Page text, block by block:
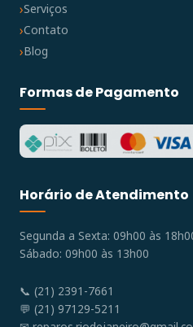
Serviços
Contato
Blog
Formas de Pagamento
Horário de Atendimento
Segunda a Sexta: 09h00 às
Sábado: 09h00 às 13h00
📞 (21) 2391-7661
💬 (21) 97129-5211